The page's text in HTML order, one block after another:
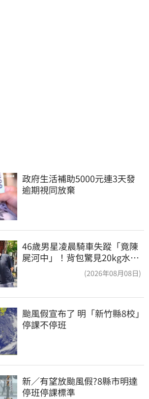
政府生活補助5000元連3天發
逾期視同放棄
46歲男星凌晨騎車失蹤「竟陳
屍河中」！背包驚見20kg水泥
(2026年08月08日)
颱風假宣布了 明「新竹縣8校」
停課不停班
新／有望放颱風假?8縣市明達
停班停課標準